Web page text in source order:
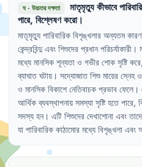
ঘ· উচ্চতর দক্ষতা মাতৃমৃত্যুকীভাবে
পারে, বিশ্লেষণকরো।
মাতৃমৃত্যু পারিবারিক বিশৃঙ্খলার অন্যতম কারণ
কেন্দ্রবিন্দু এবং শিশুদের প্রধান পরিচর্যাকারী ।
মধ্যে মানসিক শূন্যতা ও গভীর শোক সৃষ্টি করে,
ব্যাঘাত ঘটায় । সদ্যোজাত শিশু মায়ের স্নেহ ও
ও মানসিক বিকাশে নেতিবাচক প্রভাব ফেলে ।
আর্থিক ব্যবস্থাপনায় সমস্যা সৃষ্টি হতে পারে,
সদস্য হন। এটি শিশুদের দেখাশোনা এবং
যা পারিবারিক কাঠামোর মধ্যে বিশৃঙ্খলা এবং